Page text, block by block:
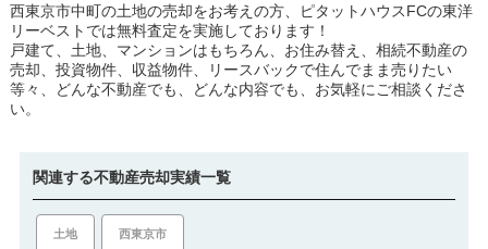
西東京市中町の土地の売却をお考えの方、ピタットハウスFCの東洋
リーベストでは無料査定を実施しております！
戸建て、土地、マンションはもちろん、お住み替え、相続不動産の
売却、投資物件、収益物件、リースバックで住んでまま売りたい
等々、どんな不動産でも、どんな内容でも、お気軽にご相談くださ
い。
関連する不動産売却実績一覧
土地 西東京市